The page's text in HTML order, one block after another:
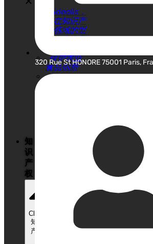
Fidealis，
您在知识产
权领域的盟
友，也在贸
保护农业
食品创新
与
知
识
产
权
Close
知识
产权
320 Rue St HONORE 75001 Paris,